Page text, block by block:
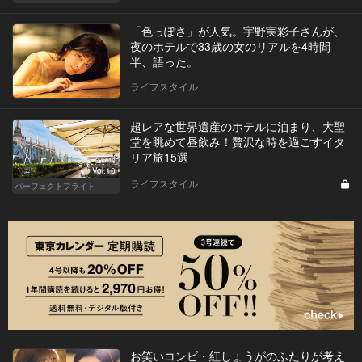
「色っぽさ」が人気。宇野実彩子さんが、
夜のホテルで33歳の女のリアルを4時間
半、語った。
ライフスタイル
Vol.10
パーフェクトフライト
超レアな世界遺産のホテルに泊まり、大聖
堂を眺めて昼飲み！贅沢な時を過ごすイタ
リア旅15選
ライフスタイル
お笑いコンビ・紅しょうがのふたりが考え